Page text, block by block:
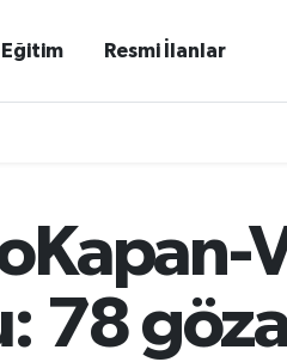
Eğitim Resmi İlanlar
78